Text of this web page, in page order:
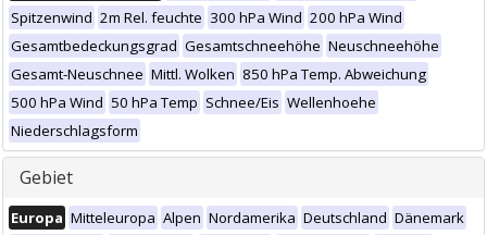
Spitzenwind 2m Rel. feuchte 300 hPa Wind 200 hPa Wind
Gesamtbedeckungsgrad Gesamtschneehöhe Neuschneehöhe
Gesamt-Neuschnee Mittl. Wolken 850 hPa Temp. Abweichung
500 hPa Wind 50 hPa Temp Schnee/Eis Wellenhoehe
Niederschlagsform
Gebiet
Europa Mitteleuropa Alpen Nordamerika Deutschland Dänemark